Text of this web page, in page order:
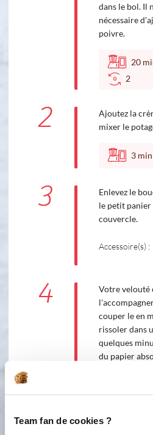
Team fan de cookies ?
dans le bol. Il
nécessaire
poivre.
20
2
2
Ajoutez la
mixer le
3 min
3
Enlevez le
le petit panier
couvercle.
Accessoire(s) :
4
Votre velouté
couper le en
rissoler dans
quelques
du papier
l'huile.
et parsemer